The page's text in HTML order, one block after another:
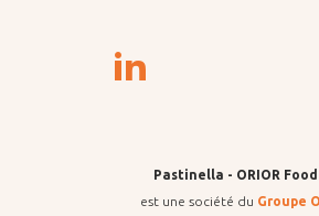
Pastinella - ORIOR Food
est une société du Groupe